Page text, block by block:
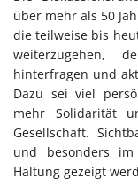
über mehr als 50
die teilweise bis
weiterzugehen,
hinterfragen und
Dazu sei viel
mehr Solidarität
Gesellschaft.
und besonders
Haltung gezeigt